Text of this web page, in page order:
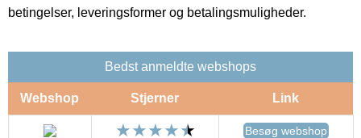
betingelser, leveringsformer og betalingsmuligheder.
Bedst anmeldte webshops
Webshop Stjerner Link
Besøg webshop